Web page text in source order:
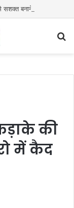
बनाने पर जोर
की
में कैद